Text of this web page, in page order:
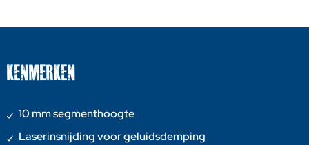
KENMERKEN
10 mm segmenthoogte
Laserinsnijding voor geluidsdemping